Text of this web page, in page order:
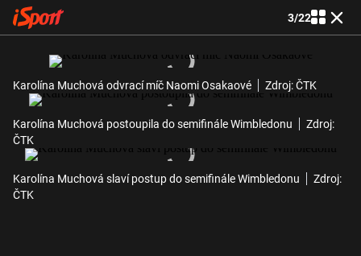
3/22
Karolína Muchová odvrací míč Naomi Osakaové Zdroj: ČTK
Karolína Muchová postoupila do semifinále Wimbledonu
Zdroj:
ČTK
Karolína Muchová slaví postup do semifinále Wimbledonu
Zdroj:
ČTK